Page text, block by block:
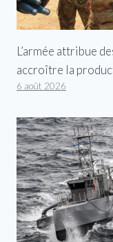
L’armée attribue
accroître la
6 août 2026